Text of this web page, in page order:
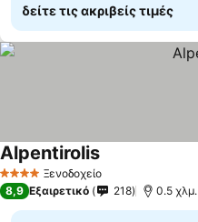
δείτε τις ακριβείς τιμές
4 ΑστέριαΞενοδοχείο
Alpentirolis
8,9 Εξαιρετικό 218 0.5